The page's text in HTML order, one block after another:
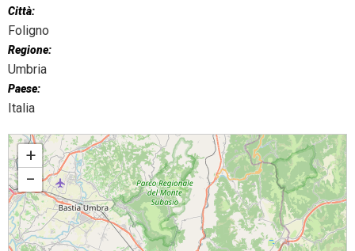
Città:
Foligno
Regione:
Umbria
Paese:
Italia
Preghiera per l'unità dei cristiani
+
−